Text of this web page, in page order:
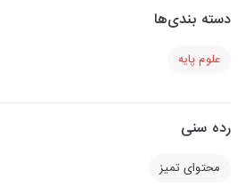
دسته بندی‌ها
علوم پایه
رده سنی
محتوای تمیز